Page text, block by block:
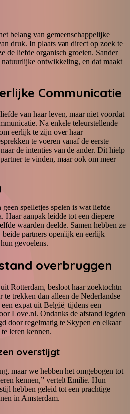
belang van gemeenschappelijke
druk. In plaats van direct op zoek te
de liefde organisch groeien. Sander
natuurlijke ontwikkeling, en dat maakt
Communicatie
van haar leven, maar niet voordat
Na enkele teleurstellende
eerlijk te zijn over haar
te voeren vanaf de eerste
de intenties van de ander. Dit hielp
te vinden, maar ook om meer
spelletjes spelen is wat liefde
Haar aanpak leidde tot een diepere
waarden deelde. Samen hebben ze
beide partners openlijk en eerlijk
gevoelens.
overbruggen
Rotterdam, besloot haar zoektochtn
te trekken dan alleen de Nederlandse
expat uit België, tijdens een
Love.nl. Ondanks de afstand legden
door regelmatig te Skypen en elkaar
leren kennen.
overstijgt
maar we hebben het omgebogen tot
kennen,” vertelt Emilie. Hun
hebben geleid tot een prachtige
in Amsterdam.